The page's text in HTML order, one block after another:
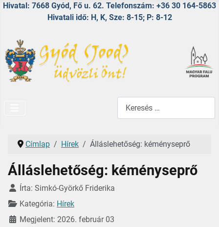
Hivatal: 7668 Gyód, Fő u. 62. Telefonszám: +36 30 164-5863
Hivatali idő: H, K, Sze: 8-15; P: 8-12
Címlap Hírek Álláslehetőség: kéményseprő
Álláslehetőség: kéményseprő
Részletek
Írta: Simkó-Györkő Friderika
Kategória: Hírek
Megjelent: 2026. február 03